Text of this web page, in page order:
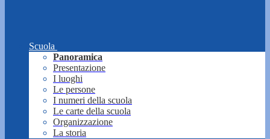
Scuola
Panoramica
Presentazione
I luoghi
Le persone
I numeri della scuola
Le carte della scuola
Organizzazione
La storia